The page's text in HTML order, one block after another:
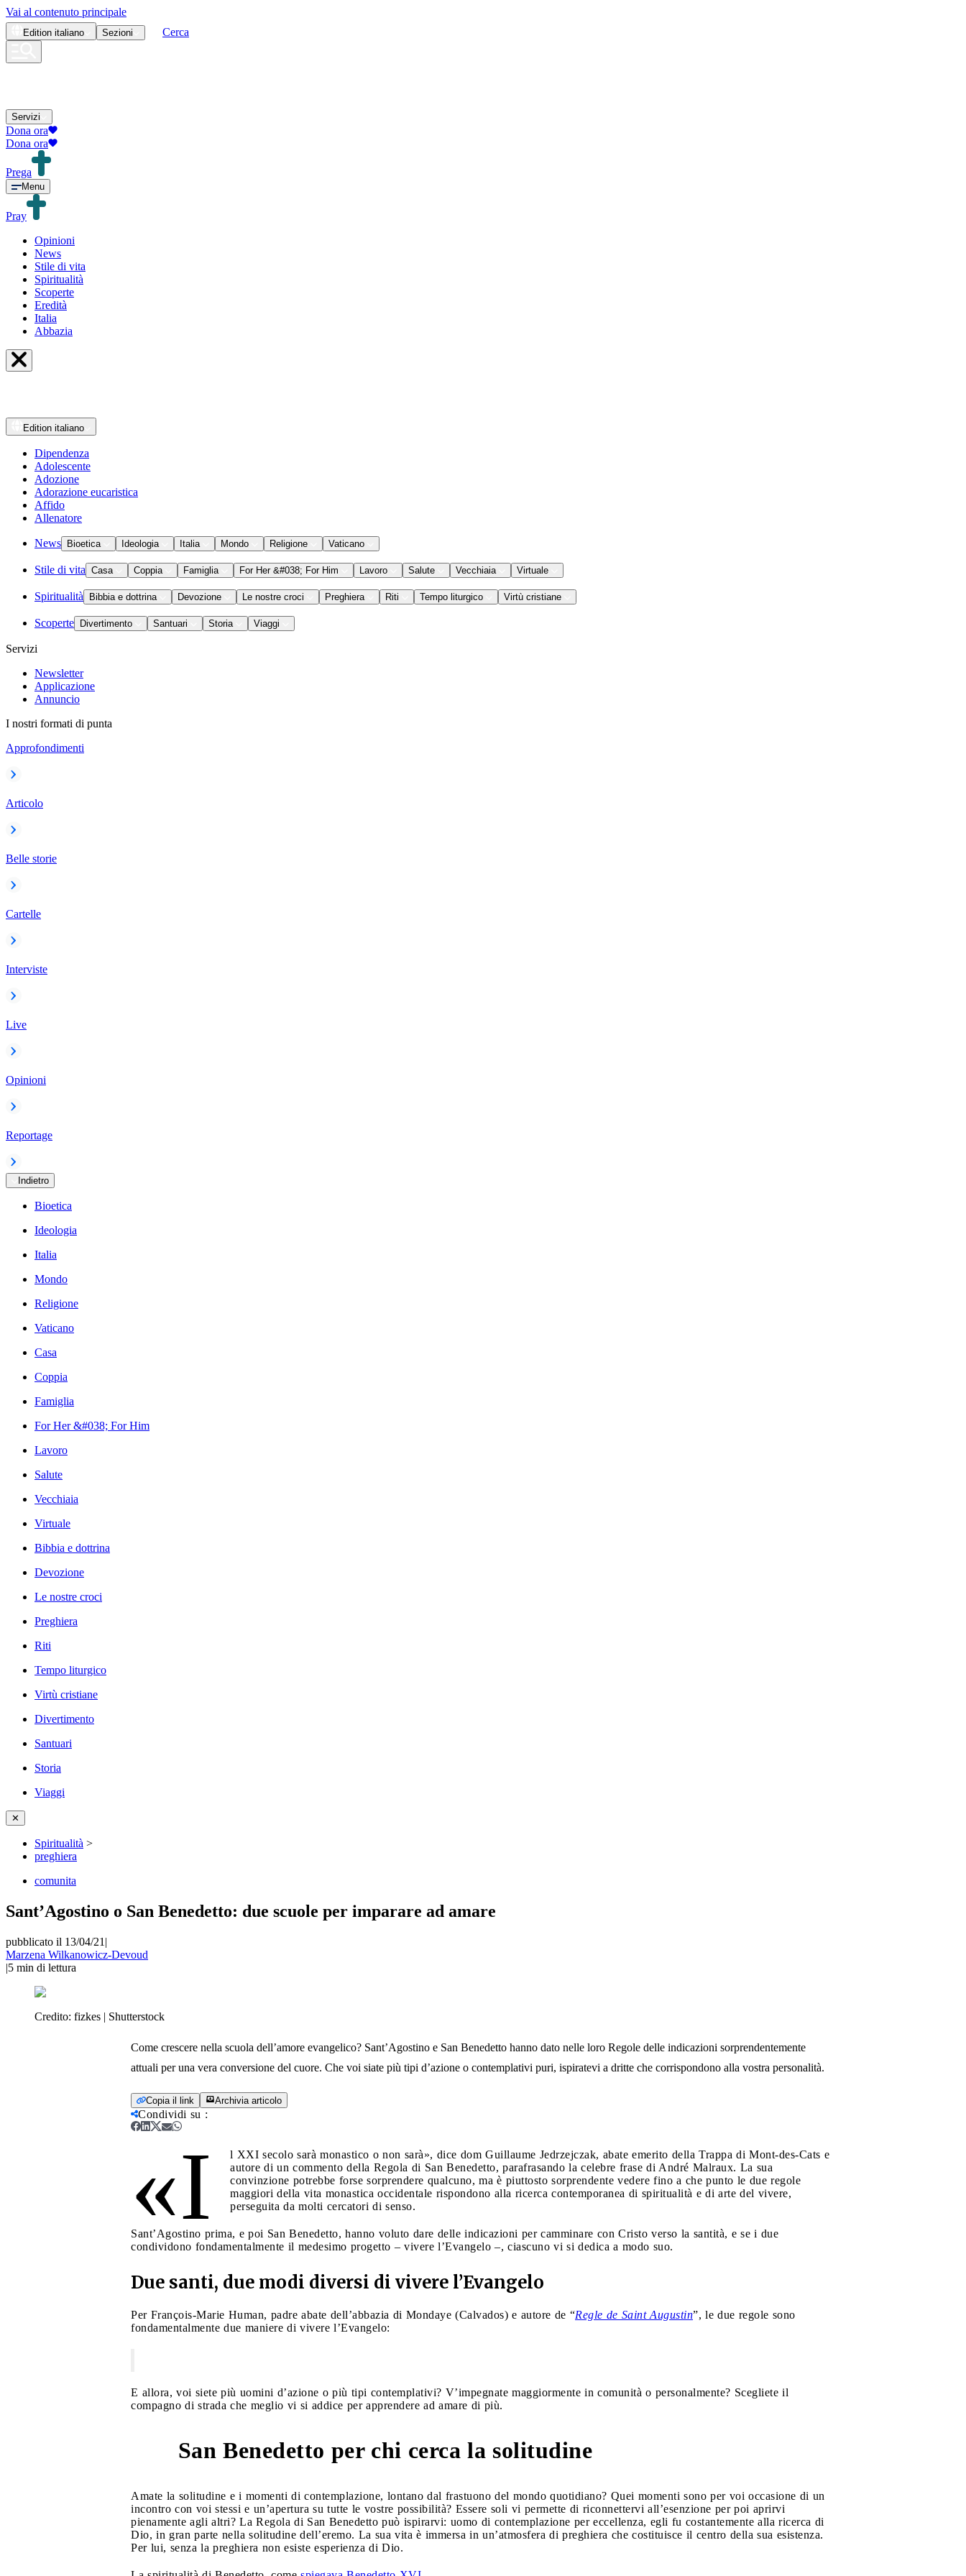
Vai al contenuto principale
Edition italiano Sezioni Cerca
Servizi
Dona ora
Dona ora
Prega
Menu
Pray
Opinioni
News
Stile di vita
Spiritualità
Scoperte
Eredità
Italia
Abbazia
Edition italiano
Dipendenza
Adolescente
Adozione
Adorazione eucaristica
Affido
Allenatore
News Bioetica Ideologia Italia Mondo Religione Vaticano
Stile di vita Casa Coppia Famiglia For Her &#038; For Him Lavoro Salute Vecchiaia Virtuale
Spiritualità Bibbia e dottrina Devozione Le nostre croci Preghiera Riti Tempo liturgico Virtù cristiane
Scoperte Divertimento Santuari Storia Viaggi
Servizi
Newsletter
Applicazione
Annuncio
I nostri formati di punta
Approfondimenti
Articolo
Belle storie
Cartelle
Interviste
Live
Opinioni
Reportage
Indietro
Bioetica
Ideologia
Italia
Mondo
Religione
Vaticano
Casa
Coppia
Famiglia
For Her &#038; For Him
Lavoro
Salute
Vecchiaia
Virtuale
Bibbia e dottrina
Devozione
Le nostre croci
Preghiera
Riti
Tempo liturgico
Virtù cristiane
Divertimento
Santuari
Storia
Viaggi
✕
Spiritualità >
preghiera
comunita
Sant’Agostino o San Benedetto: due scuole per imparare ad amare
pubblicato il 13/04/21 |
Marzena Wilkanowicz-Devoud
|5 min di lettura
Credito: fizkes | Shutterstock
Come crescere nella scuola dell’amore evangelico? Sant’Agostino e San Benedetto hanno dato nelle loro Regole delle indicazioni sorprendentemente
attuali per una vera conversione del cuore. Che voi siate più tipi d’azione o contemplativi puri, ispiratevi a dritte che corrispondono alla vostra personalità.
Copia il link Archivia articolo
Condividi su :
«I
l XXI secolo sarà monastico o non sarà», dice dom Guillaume Jedrzejczak, abate emerito della Trappa di Mont-des-Cats e
autore di un commento della Regola di San Benedetto, parafrasando la celebre frase di André Malraux. La sua
convinzione potrebbe forse sorprendere qualcuno, ma è piuttosto sorprendente vedere fino a che punto le due regole
maggiori della vita monastica occidentale rispondono alla ricerca contemporanea di spiritualità e di arte del vivere,
perseguita da molti cercatori di senso.
Sant’Agostino prima, e poi San Benedetto, hanno voluto dare delle indicazioni per camminare con Cristo verso la santità, e se i due
condividono fondamentalmente il medesimo progetto – vivere l’Evangelo –, ciascuno vi si dedica a modo suo.
Due santi, due modi diversi di vivere l’Evangelo
Per François-Marie Human, padre abate dell’abbazia di Mondaye (Calvados) e autore de “Regle de Saint Augustin”, le due regole sono
fondamentalmente due maniere di vivere l’Evangelo:
E allora, voi siete più uomini d’azione o più tipi contemplativi? V’impegnate maggiormente in comunità o personalmente? Scegliete il
compagno di strada che meglio vi si addice per apprendere ad amare di più.
San Benedetto per chi cerca la solitudine
Amate la solitudine e i momenti di contemplazione, lontano dal frastuono del mondo quotidiano? Quei momenti sono per voi occasione di un
incontro con voi stessi e un’apertura su tutte le vostre possibilità? Essere soli vi permette di riconnettervi all’esenzione per poi aprirvi
pienamente agli altri? La Regola di San Benedetto può ispirarvi: uomo di contemplazione per eccellenza, egli fu costantemente alla ricerca di
Dio, in gran parte nella solitudine dell’eremo. La sua vita è immersa in un’atmosfera di preghiera che costituisce il centro della sua esistenza.
Per lui, senza la preghiera non esiste esperienza di Dio.